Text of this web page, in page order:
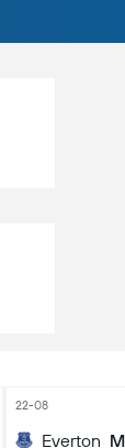
22-08
Everton